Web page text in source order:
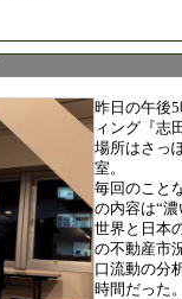
昨日の午後
ィング『志
場所はさっ
室。
毎回のこと
の内容は“濃
世界と日本
の不動産市
口流動の分
時間だった。